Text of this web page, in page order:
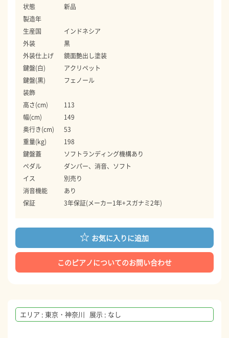
状態
新品
製造年
生産国
インドネシア
外装
黒
外装仕上げ
鏡面艶出し塗装
鍵盤(白)
アクリペット
鍵盤(黒)
フェノール
装飾
高さ(cm)
113
幅(cm)
149
奥行き(cm)
53
重量(kg)
198
鍵盤蓋
ソフトランディング機構あり
ペダル
ダンパー、消音、ソフト
イス
別売り
消音機能
あり
保証
3年保証(メーカー1年+スガナミ2年)
お気に入りに追加
このピアノについてのお問い合わせ
エリア : 東京・神奈川 展示 : なし